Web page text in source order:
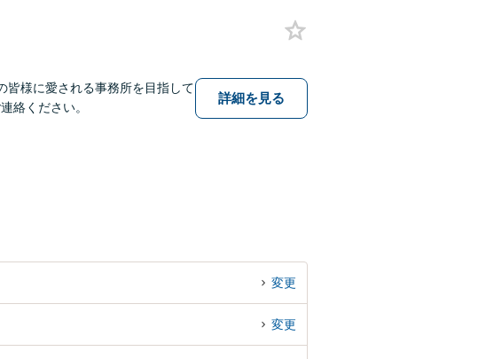
皆様に愛される事務所を目指して
絡ください。
詳細を見る
変更
変更